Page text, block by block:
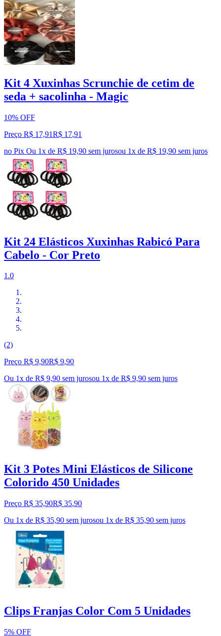
Kit 4 Xuxinhas Scrunchie de cetim de
seda + sacolinha - Magic
10% OFF
Preço R$ 17,91R$ 17,91
no Pix Ou 1x de R$ 19,90 sem jurosou 1x de R$ 19,90 sem juros
Kit 24 Elásticos Xuxinhas Rabicó Para
Cabelo - Cor Preto
1.0
(2)
Preço R$ 9,90R$ 9,90
Ou 1x de R$ 9,90 sem jurosou 1x de R$ 9,90 sem juros
Kit 3 Potes Mini Elásticos de Silicone
Colorido 450 Unidades
Preço R$ 35,90R$ 35,90
Ou 1x de R$ 35,90 sem jurosou 1x de R$ 35,90 sem juros
Clips Franjas Color Com 5 Unidades
5% OFF